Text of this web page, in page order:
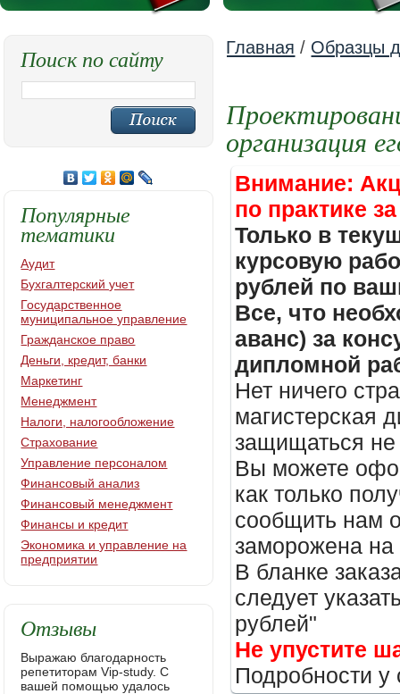
Главная / Образцы
организация
Внимание:
по практике
Только в
курсовую
рублей по
Все, что
аванс) за
дипломной
Нет ничего
магистерская
защищаться не
Вы можете
как только
сообщить нам
заморожена
В бланке
следует
рублей"
Не упустите
Подробности
Поиск по сайту
Популярные
тематики
Аудит
Бухгалтерский учет
Государственное
муниципальное управление
Гражданское право
Деньги, кредит, банки
Маркетинг
Менеджмент
Налоги, налогообложение
Страхование
Управление персоналом
Финансовый анализ
Финансовый менеджмент
Финансы и кредит
Экономика и управление на
предприятии
Отзывы
Выражаю благодарность
репетиторам Vip-study. С
вашей помощью удалось